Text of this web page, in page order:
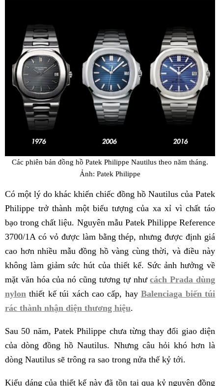
Các phiên bản đồng hồ Patek Philippe Nautilus theo năm tháng.
Ảnh: Patek Philippe
Có một lý do khác khiến chiếc đồng hồ Nautilus của Patek
Philippe trở thành một biểu tượng của xa xỉ vì chất táo
bạo trong chất liệu. Nguyên mẫu Patek Philippe Reference
3700/1A có vỏ được làm bằng thép, nhưng được định giá
cao hơn nhiều mẫu đồng hồ vàng cùng thời, và điều này
không làm giảm sức hút của thiết kế. Sức ảnh hưởng về
mặt văn hóa của nó cũng tương tự nhưcách Prada dùng
nylon thiết kế túi xách cao cấp, hayBalenciaga biến túi
rác thành nhận diện thương hiệu.
Sau 50 năm, Patek Philippe chưa từng thay đổi giao diện
của dòng đồng hồ Nautilus. Nhưng câu hỏi khó hơn là
dòng Nautilus sẽ trông ra sao trong nửa thế kỷ tới.
Kiểu dáng của thiết kế này đã tồn tại qua kỷ nguyên đồng